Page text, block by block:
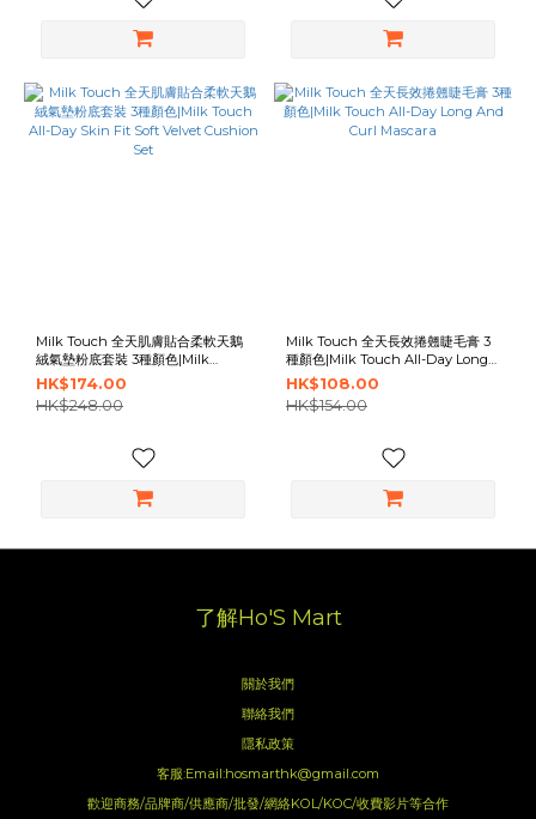
Milk Touch 全天肌膚貼合柔軟天鵝
絨氣墊粉底套裝 3種顏色|Milk
Touch All-Day Skin Fit Soft
Velvet Cushion Set
HK$174.00
HK$248.00
Milk Touch 全天長效捲翹睫毛膏 3
種顏色|Milk Touch All-Day Long
And Curl Mascara
HK$108.00
HK$154.00
了解Ho'S Mart
關於我們
聯絡我們
隱私政策
客服:Email:hosmarthk@gmail.com
歡迎商務/品牌商/供應商/批發/網絡KOL/KOC/收費影片等合作